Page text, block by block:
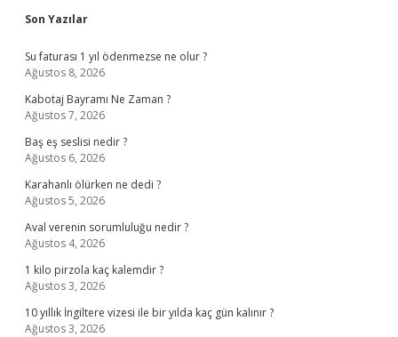
Sidebar
Son Yazılar
Su faturası 1 yıl ödenmezse ne olur ?
Ağustos 8, 2026
Kabotaj Bayramı Ne Zaman ?
Ağustos 7, 2026
Baş eş seslisi nedir ?
Ağustos 6, 2026
Karahanlı ölürken ne dedi ?
Ağustos 5, 2026
Aval verenin sorumluluğu nedir ?
Ağustos 4, 2026
1 kilo pirzola kaç kalemdir ?
Ağustos 3, 2026
10 yıllık İngiltere vizesi ile bir yılda kaç gün kalınır ?
Ağustos 3, 2026